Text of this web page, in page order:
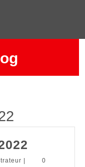
achats
administrateur
0